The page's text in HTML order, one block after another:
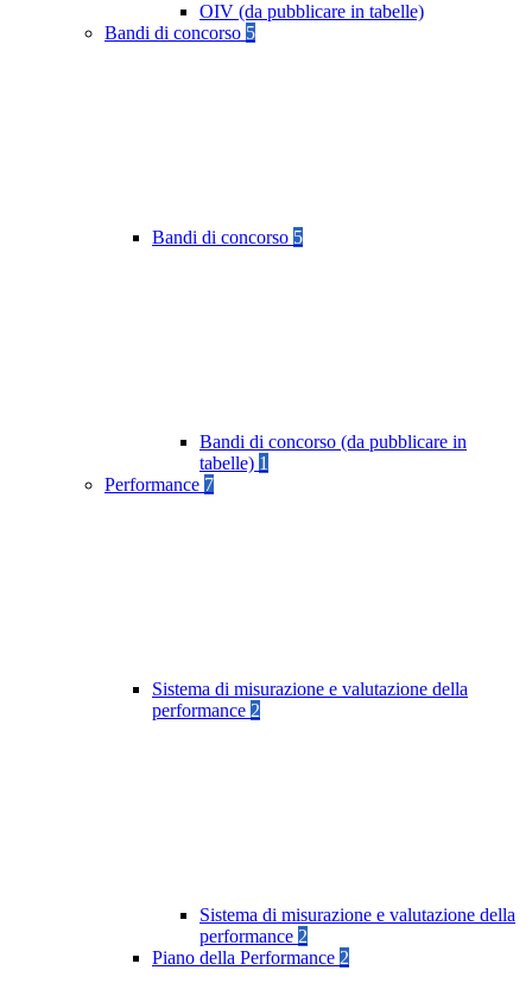
OIV (da pubblicare in tabelle)
Bandi di concorso 5
Bandi di concorso 5
Bandi di concorso (da pubblicare in
tabelle) 1
Performance 7
Sistema di misurazione e valutazione della
performance 2
Sistema di misurazione e valutazione della
performance 2
Piano della Performance 2